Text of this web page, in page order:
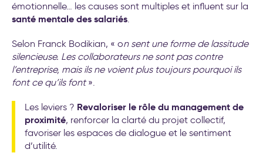
émotionnelle… les causes sont multiples et influent sur la
santé mentale des salariés.
Selon Franck Bodikian, « on sent une forme de lassitude
silencieuse. Les collaborateurs ne sont pas contre
l’entreprise, mais ils ne voient plus toujours pourquoi ils
font ce qu’ils font».
Les leviers ? Revaloriser le rôle du management de
proximité, renforcer la clarté du projet collectif,
favoriser les espaces de dialogue et le sentiment
d’utilité.